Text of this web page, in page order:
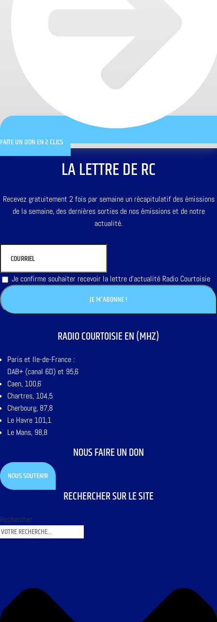
FAITE UN DON EN 2 CLICS
LA LETTRE DE RC
Recevez gratuitement 2 fois par semaine un récapitulatif des émissions
de la semaine, des dernières sorties de nos émissions et de notre
actualité.
Je confirme souhaiter recevoir la lettre d'actualité Radio Courtoisie
RADIO COURTOISIE EN (MHZ)
Paris et Ile-de-France :
DAB+ (canal 6D) et 95,6
Caen, 100,6
Chartres, 104,5
Cherbourg, 87,8
Le Havre 101,1
Le Mans, 98,8
NOUS FAIRE UN DON
NOUS SOUTENIR
RECHERCHER SUR LE SITE
Rechercher